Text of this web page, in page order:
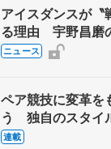
アイスダンスが〝
る理由 宇野昌磨
実力者が相次い
ニュース
ペア競技に変革を
う 独自のスタイ
【引退発表後②】
連載